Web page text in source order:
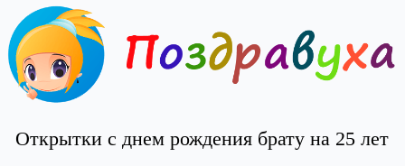
Открытки с днем рождения брату на 25 лет